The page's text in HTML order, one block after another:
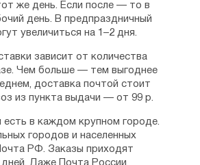
же день. Если после — то в
день. В предпраздничный
увеличиться на 1–2 дня.
зависит от количества
Чем больше — тем выгоднее
доставка почтой стоит
из пункта выдачи — от 99 р.
есть в каждом крупном городе.
городов и населенных
РФ. Заказы приходят
Даже Почта России